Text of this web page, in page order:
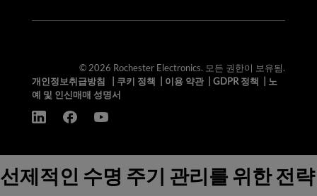
© 2026 Rochester Electronics. 모든 권한이 보유됨.
개인정보취급방침
쿠키 정책 이용 약관| GDPR 정책
노
예 및 인신매매 성명서
선제적인 수명 주기 관리를 위한 전략